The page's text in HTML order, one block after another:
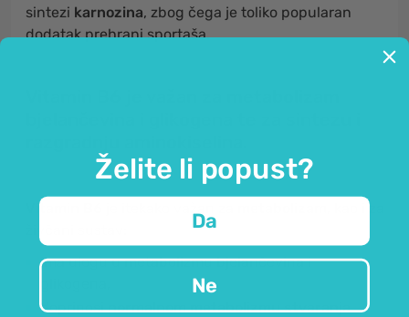
sintezi karnozina, zbog čega je toliko popularan
dodatak prehrani sportaša.
Vitamin
, kao i za
ima ulogu u metabolizmu bjelančevina i
doprinosinormalnom metabolizmu stvaranja
Želite li popust?
Da
Ne